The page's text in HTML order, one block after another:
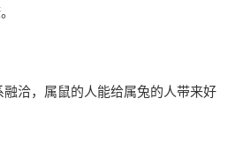
洽，属鼠的人能给属兔的人带来好